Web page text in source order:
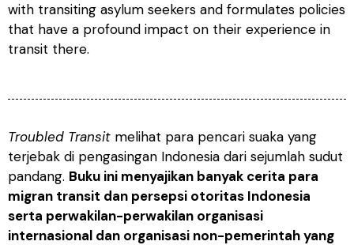
with transiting asylum seekers and formulates policies
that have a profound impact on their experience in
transit there.
Troubled Transit melihat para pencari suaka yang
terjebak di pengasingan Indonesia dari sejumlah sudut
pandang. Buku ini menyajikan banyak cerita para
migran transit dan persepsi otoritas Indonesia
serta perwakilan-perwakilan organisasi
internasional dan organisasi non-pemerintah yang